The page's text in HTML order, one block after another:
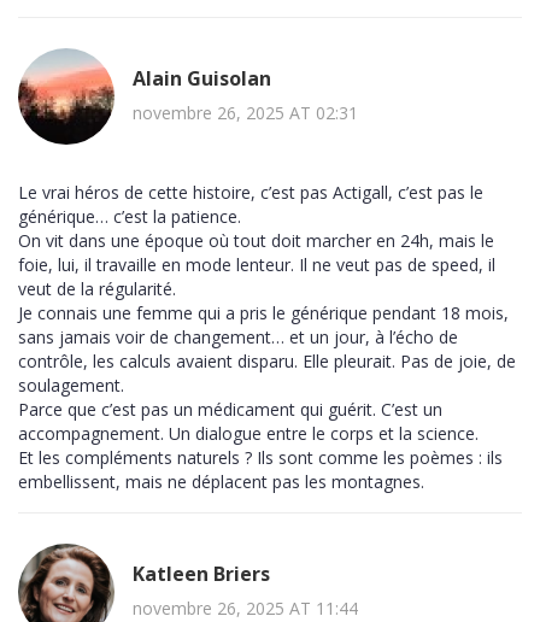
Alain Guisolan
novembre 26, 2025 AT 02:31
Le vrai héros de cette histoire, c’est pas Actigall, c’est pas le
générique… c’est la patience.
On vit dans une époque où tout doit marcher en 24h, mais le
foie, lui, il travaille en mode lenteur. Il ne veut pas de speed, il
veut de la régularité.
Je connais une femme qui a pris le générique pendant 18 mois,
sans jamais voir de changement… et un jour, à l’écho de
contrôle, les calculs avaient disparu. Elle pleurait. Pas de joie, de
soulagement.
Parce que c’est pas un médicament qui guérit. C’est un
accompagnement. Un dialogue entre le corps et la science.
Et les compléments naturels ? Ils sont comme les poèmes : ils
embellissent, mais ne déplacent pas les montagnes.
Katleen Briers
novembre 26, 2025 AT 11:44